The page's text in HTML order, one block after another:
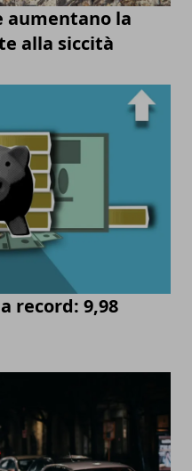
aumentano la
alla siccità
record: 9,98